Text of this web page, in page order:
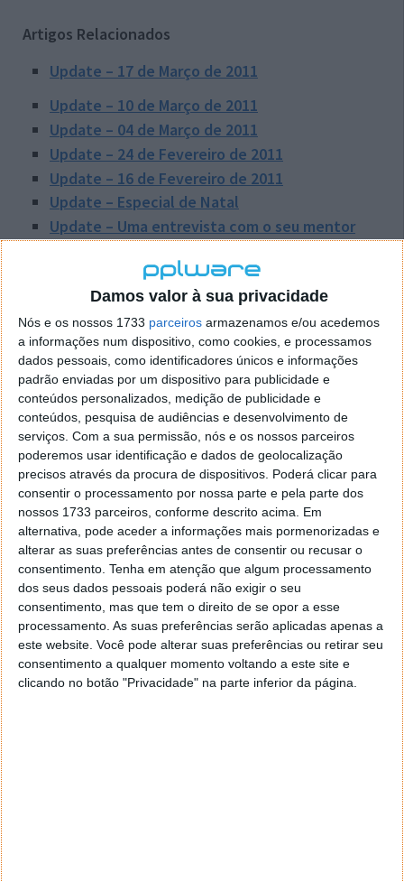
Damos valor à sua privacidade
Nós e os nossos 1733 parceiros armazenamos e/ou acedemos
a informações num dispositivo, como cookies, e processamos
dados pessoais, como identificadores únicos e informações
padrão enviadas por um dispositivo para publicidade e
conteúdos personalizados, medição de publicidade e
conteúdos, pesquisa de audiências e desenvolvimento de
serviços. Com a sua permissão, nós e os nossos parceiros
poderemos usar identificação e dados de geolocalização
precisos através da procura de dispositivos. Poderá clicar para
consentir o processamento por nossa parte e pela parte dos
nossos 1733 parceiros, conforme descrito acima. Em
alternativa, pode aceder a informações mais pormenorizadas e
alterar as suas preferências antes de consentir ou recusar o
consentimento. Tenha em atenção que algum processamento
dos seus dados pessoais poderá não exigir o seu
consentimento, mas que tem o direito de se opor a esse
processamento. As suas preferências serão aplicadas apenas a
este website. Você pode alterar suas preferências ou retirar seu
consentimento a qualquer momento voltando a este site e
clicando no botão "Privacidade" na parte inferior da página.
Artigos Relacionados
Update – 17 de Março de 2011
Update – 10 de Março de 2011
Update – 04 de Março de 2011
Update – 24 de Fevereiro de 2011
Update – 16 de Fevereiro de 2011
Update – Especial de Natal
Update – Uma entrevista com o seu mentor
Update – 18 de Novembro de 2010
Update – 10 de Novembro de 2010
Update – 3 de Novembro de 2010
Update – 27 de Outubro de 2010
Update – 20 de Outubro de 2010
Este artigo tem mais de um ano
Acompanhe o Pplware no Google Notícias
Proponha uma correção, faça uma sugestão
Autor:Marisa Pinto